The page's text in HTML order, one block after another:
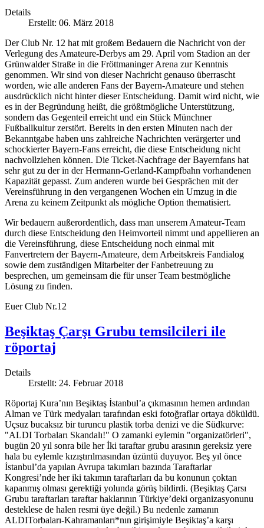
Details
Erstellt: 06. März 2018
Der Club Nr. 12 hat mit großem Bedauern die Nachricht von der
Verlegung des Amateure-Derbys am 29. April vom Stadion an der
Grünwalder Straße in die Fröttmaninger Arena zur Kenntnis
genommen. Wir sind von dieser Nachricht genauso überrascht
worden, wie alle anderen Fans der Bayern-Amateure und stehen
ausdrücklich nicht hinter dieser Entscheidung. Damit wird nicht, wie
es in der Begründung heißt, die größtmögliche Unterstützung,
sondern das Gegenteil erreicht und ein Stück Münchner
Fußballkultur zerstört. Bereits in den ersten Minuten nach der
Bekanntgabe haben uns zahlreiche Nachrichten verärgerter und
schockierter Bayern-Fans erreicht, die diese Entscheidung nicht
nachvollziehen können. Die Ticket-Nachfrage der Bayernfans hat
sehr gut zu der in der Hermann-Gerland-Kampfbahn vorhandenen
Kapazität gepasst. Zum anderen wurde bei Gesprächen mit der
Vereinsführung in den vergangenen Wochen ein Umzug in die
Arena zu keinem Zeitpunkt als mögliche Option thematisiert.
Wir bedauern außerordentlich, dass man unserem Amateur-Team
durch diese Entscheidung den Heimvorteil nimmt und appellieren an
die Vereinsführung, diese Entscheidung noch einmal mit
Fanvertretern der Bayern-Amateure, dem Arbeitskreis Fandialog
sowie dem zuständigen Mitarbeiter der Fanbetreuung zu
besprechen, um gemeinsam die für unser Team bestmögliche
Lösung zu finden.
Euer Club Nr.12
Beşiktaş Çarşı Grubu temsilcileri ile
röportaj
Details
Erstellt: 24. Februar 2018
Röportaj Kura’nın Beşiktaş İstanbul’a çıkmasının hemen ardından
Alman ve Türk medyaları tarafından eski fotoğraflar ortaya döküldü.
Uçsuz bucaksız bir turuncu plastik torba denizi ve die Südkurve:
"ALDI Torbaları Skandalı!" O zamanki eylemin "organizatörleri",
bugün 20 yıl sonra bile her İki taraftar grubu arasının gereksiz yere
hala bu eylemle kızıştırılmasından üzüntü duyuyor. Beş yıl önce
İstanbul’da yapılan Avrupa takımları bazında Taraftarlar
Kongresi’nde her iki takımın taraftarları da bu konunun çoktan
kapanmış olması gerektiği yolunda görüş bildirdi. (Beşiktaş Çarsı
Grubu taraftarları taraftar haklarının Türkiye’deki organizasyonunu
desteklese de halen resmi üye değil.) Bu nedenle zamanın
ALDITorbaları-Kahramanları*nın girişimiyle Beşiktaş’a karşı